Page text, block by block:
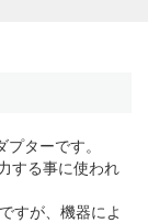
ターです。
する事に使われ
すが、機器によ